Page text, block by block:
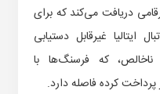
دریافت می‌کند که برای
ایتالیا غیرقابل دستیابی
یورو ناخالص، که فرسنگ‌ها با
کرده فاصله دارد.